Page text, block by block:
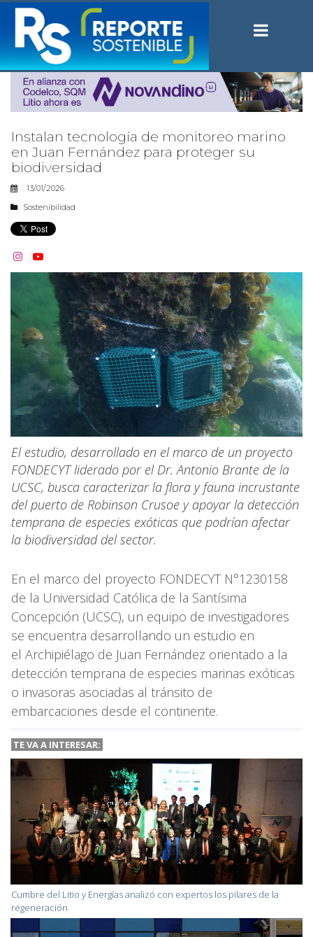
Instalan tecnología de monitoreo marino
en Juan Fernández para proteger su
biodiversidad
13/01/2026
Sostenibilidad
 
El estudio, desarrollado en el marco de un proyecto
FONDECYT liderado por el Dr. Antonio Brante de la
UCSC, busca caracterizar la flora y fauna incrustante
del puerto de Robinson Crusoe y apoyar la detección
temprana de especies exóticas que podrían afectar
la biodiversidad del sector.
En el marco del proyecto FONDECYT N°1230158
de la Universidad Católica de la Santísima
Concepción (UCSC), un equipo de investigadores
se encuentra desarrollando un estudio en
el Archipiélago de Juan Fernández orientado a la
detección temprana de especies marinas exóticas
o invasoras asociadas al tránsito de
embarcaciones desde el continente.
TE VA A INTERESAR:
Cumbre del Litio y Energías analizó con expertos los pilares de la
regeneración